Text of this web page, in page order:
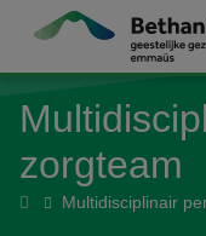
Overslaan en naar
zorgteam
HomeMultidisciplinair